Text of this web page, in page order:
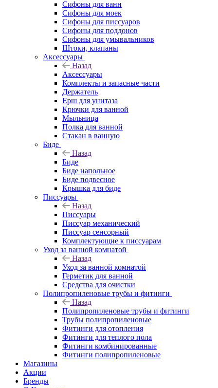
Сифоны для ванн
Сифоны для моек
Сифоны для писсуаров
Сифоны для поддонов
Сифоны для умывальников
Штоки, клапаны
Аксессуары
Назад
Аксессуары
Комплекты и запасные части
Держатель
Ерш для унитаза
Крючки для ванной
Мыльница
Полка для ванной
Стакан в ванную
Биде
Назад
Биде
Биде напольное
Биде подвесное
Крышка для биде
Писсуары
Назад
Писсуары
Писсуар механический
Писсуар сенсорный
Комплектующие к писсуарам
Уход за ванной комнатой
Назад
Уход за ванной комнатой
Герметик для ванной
Средства для очистки
Полипропиленовые трубы и фитинги
Назад
Полипропиленовые трубы и фитинги
Трубы полипропиленовые
Фитинги для отопления
Фитинги для теплого пола
Фитинги комбинированные
Фитинги полипропиленовые
Магазины
Акции
Бренды